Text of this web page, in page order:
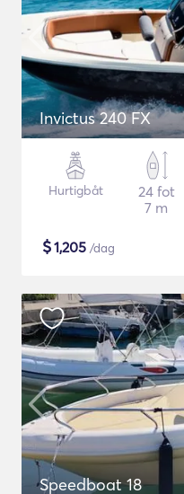
Invictus 240 FX
Hurtigbåt
24 fot
7 m
$1,205 /dag
Speedboat 18